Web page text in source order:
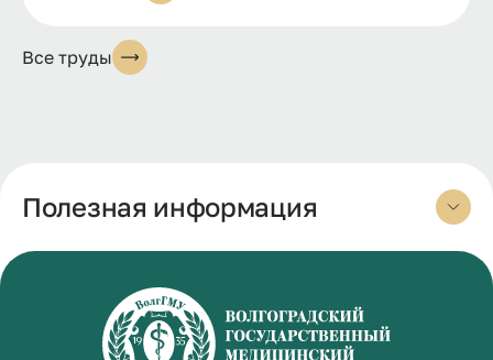
Все труды
Полезная информация